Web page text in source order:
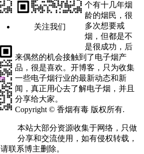
关注我们
个有十几年烟
龄的烟民，很
多次想要戒
烟，但都是不
是很成功，后
来偶然的机会接触到了电子烟产
品，很是喜欢。开博客，只为收集
一些电子烟行业的最新动态和新
闻，真正用心去了解电子烟，并且
分享给大家。
Copyright © 香烟有毒 版权所有.
本站大部分资源收集于网络，只做
分享和交流使用，如有侵权转载，
请联系博主删除。